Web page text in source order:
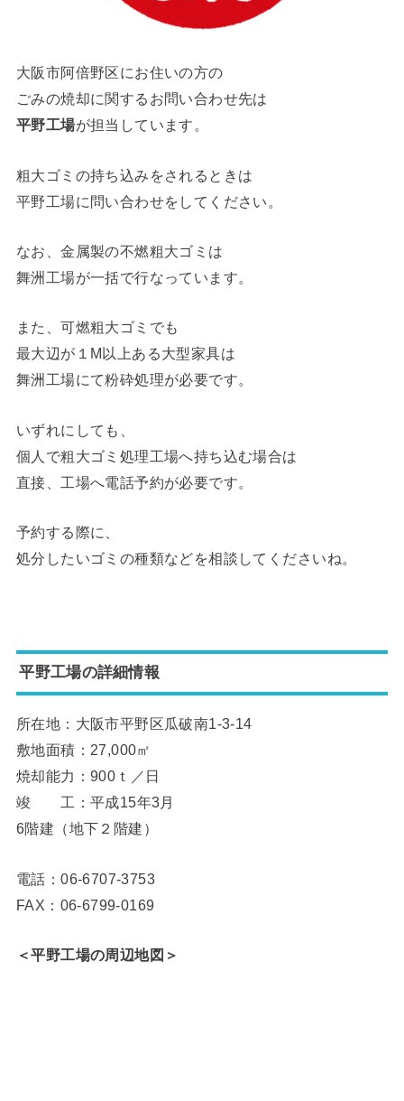
大阪市阿倍野区にお住いの方の
ごみの焼却に関するお問い合わせ先は
平野工場が担当しています。
粗大ゴミの持ち込みをされるときは
平野工場に問い合わせをしてください。
なお、金属製の不燃粗大ゴミは
舞洲工場が一括で行なっています。
また、可燃粗大ゴミでも
最大辺が１M以上ある大型家具は
舞洲工場にて粉砕処理が必要です。
いずれにしても、
個人で粗大ゴミ処理工場へ持ち込む場合は
直接、工場へ電話予約が必要です。
予約する際に、
処分したいゴミの種類などを相談してくださいね。
平野工場の詳細情報
所在地：大阪市平野区瓜破南1-3-14
敷地面積：27,000㎡
焼却能力：900ｔ／日
竣 工：平成15年3月
6階建（地下２階建）
電話：06-6707-3753
FAX：06-6799-0169
＜平野工場の周辺地図＞